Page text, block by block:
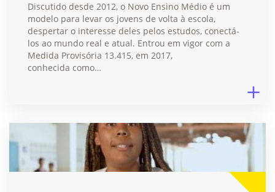
Discutido desde 2012, o Novo Ensino Médio é um
modelo para levar os jovens de volta à escola,
despertar o interesse deles pelos estudos, conectá-
los ao mundo real e atual. Entrou em vigor com a
Medida Provisória 13.415, em 2017,
conhecida como…